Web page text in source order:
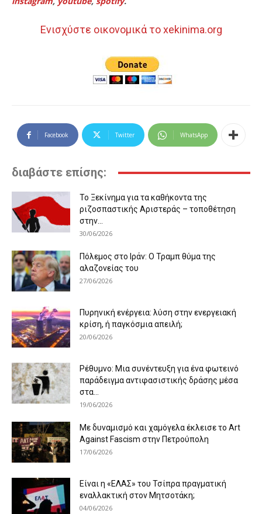
Ενισχύστε οικονομικά το xekinima.org
Facebook Twitter WhatsApp
διαβάστε επίσης:
Το Ξεκίνημα για τα καθήκοντα της
ριζοσπαστικής Αριστεράς – τοποθέτηση
στην...
30/06/2026
Πόλεμος στο Ιράν: Ο Τραμπ θύμα της
αλαζονείας του
27/06/2026
Πυρηνική ενέργεια: λύση στην ενεργειακή
κρίση, ή παγκόσμια απειλή;
20/06/2026
Ρέθυμνο: Μια συνέντευξη για ένα φωτεινό
παράδειγμα αντιφασιστικής δράσης μέσα
στα...
19/06/2026
Με δυναμισμό και χαμόγελα έκλεισε το Art
Against Fascism στην Πετρούπολη
17/06/2026
Είναι η «ΕΛΑΣ» του Τσίπρα πραγματική
εναλλακτική στον Μητσοτάκη;
04/06/2026